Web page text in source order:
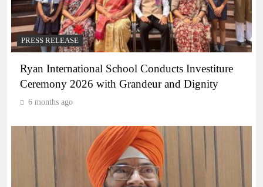
PRESS RELEASE
Ryan International School Conducts Investiture
Ceremony 2026 with Grandeur and Dignity
6 months ago